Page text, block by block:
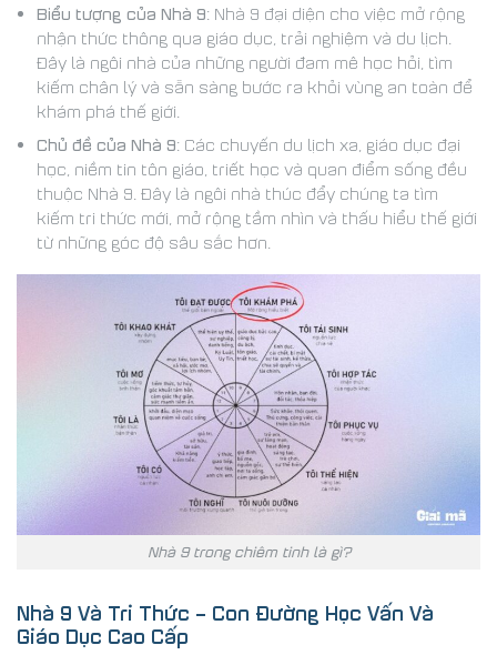
Biểu tượng của Nhà 9: Nhà 9 đại diện cho việc mở rộng
nhận thức thông qua giáo dục, trải nghiệm và du lịch.
Đây là ngôi nhà của những người đam mê học hỏi, tìm
kiếm chân lý và sẵn sàng bước ra khỏi vùng an toàn để
khám phá thế giới.
Chủ đề của Nhà 9: Các chuyến du lịch xa, giáo dục đại
học, niềm tin tôn giáo, triết học và quan điểm sống đều
thuộc Nhà 9. Đây là ngôi nhà thúc đẩy chúng ta tìm
kiếm tri thức mới, mở rộng tầm nhìn và thấu hiểu thế giới
từ những góc độ sâu sắc hơn.
Nhà 9 trong chiêm tinh là gì?
Nhà 9 Và Tri Thức – Con Đường Học Vấn Và
Giáo Dục Cao Cấp